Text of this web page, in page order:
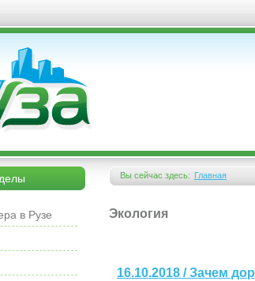
Вы сейчас здесь:
Вы здесь
Главная
Экология
16.10.2018 / Зачем
в Рузе